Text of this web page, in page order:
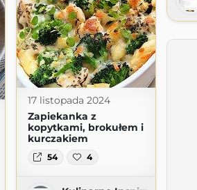
17 listopada 2024
Zapiekanka z
kopytkami, brokułem i
kurczakiem
54 4